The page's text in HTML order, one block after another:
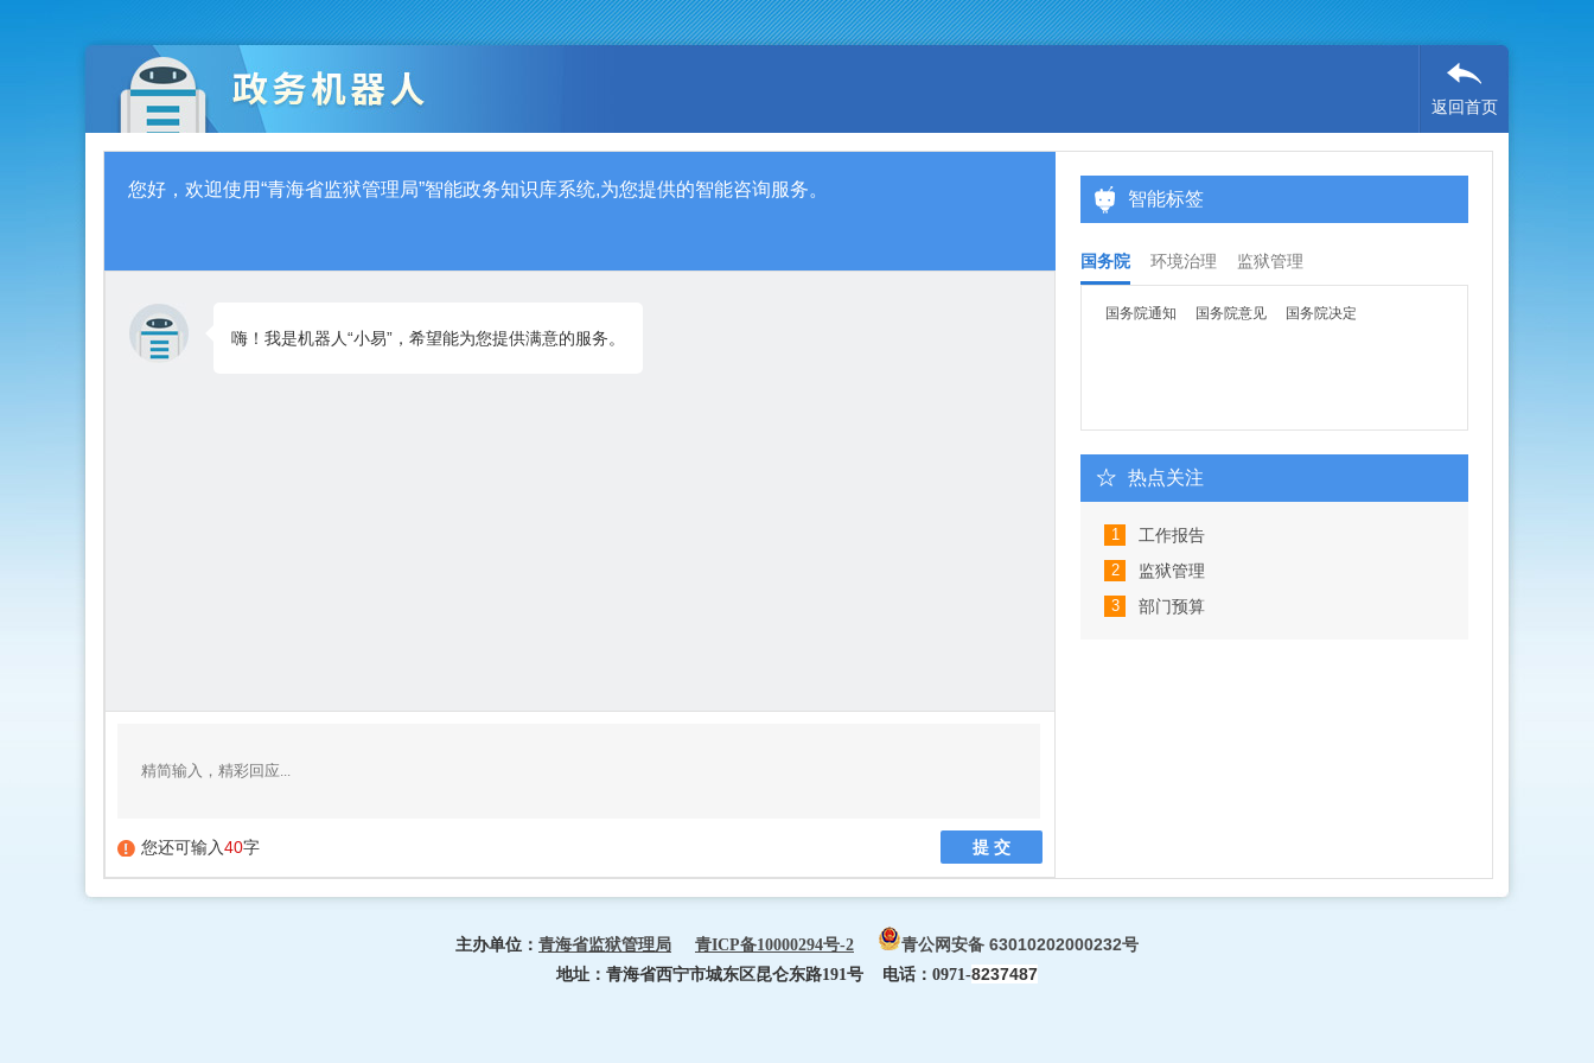
返回首页
您好，欢迎使用“青海省监狱管理局”智能政务知识库系统,为您提供的智能咨询服务。
嗨！我是机器人“小易”，希望能为您提供满意的服务。
提 交
您还可输入40字
智能标签
国务院 环境治理 监狱管理
国务院通知 国务院意见 国务院决定
热点关注
1 工作报告
2 监狱管理
3 部门预算
主办单位： 青海省监狱管理局 青ICP备10000294号-2 青公网安备 63010202000232号
地址：青海省西宁市城东区昆仑东路191号 电话：0971-8237487